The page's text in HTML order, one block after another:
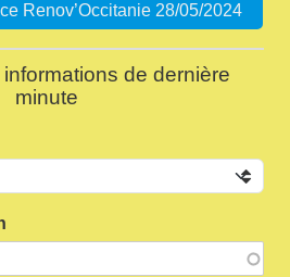
Renov’Occitanie 28/05/2024
de dernière
minute